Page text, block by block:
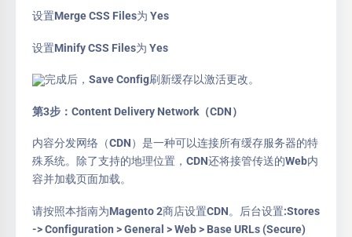
设置Merge CSS Files为 Yes
设置Minify CSS Files为 Yes
完成后，Save Config刷新缓存以激活更改。
第3步：Content Delivery Network（CDN）
内容分发网络（CDN）是一种可以连接所有缓存服务器的特
殊系统。除了支持的地理位置，CDN还将接管传送的Web内
容并加载页面加载。
请按照本指南为Magento 2商店设置CDN。后台设置:Stores
-> Configuration > General > Web > Base URLs (Secure)